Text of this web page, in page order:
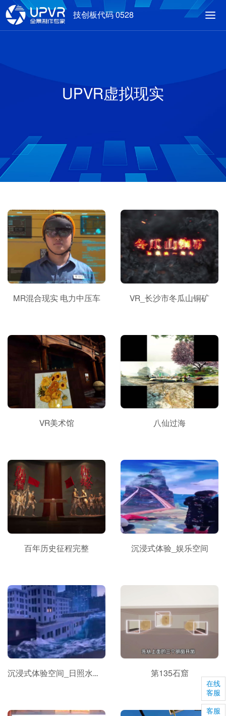
技创板代码 0528
UPVR虚拟现实
MR混合现实 电力中压车 VR_长沙市冬瓜山铜矿
VR美术馆 八仙过海
百年历史征程完整 沉浸式体验_娱乐空间
沉浸式体验空间_日照水利职业学院 第135石窟
在线
客服
客服